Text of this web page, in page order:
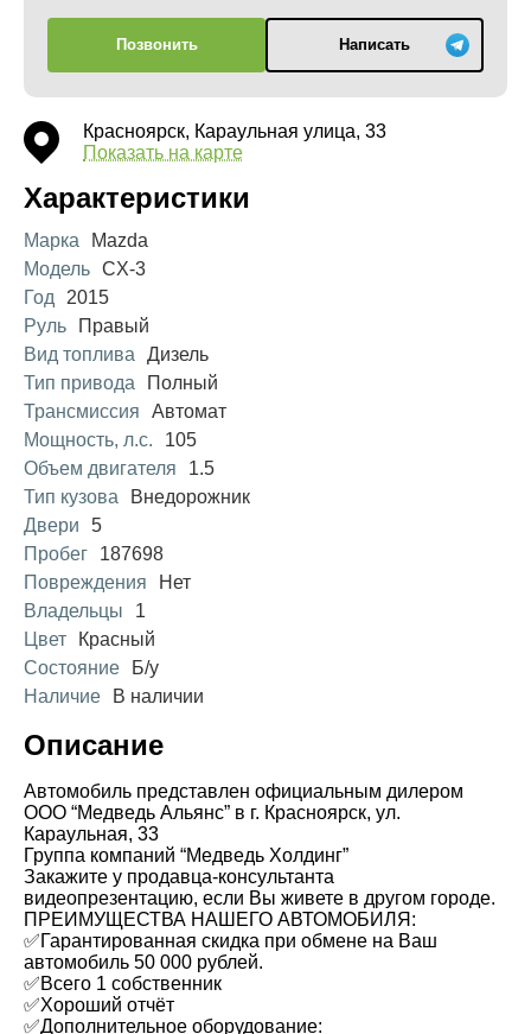
Позвонить Написать
Красноярск, Караульная улица, 33
Показать на карте
Характеристики
Марка
Mazda
Модель CX-3
Год
2015
Руль
Правый
Вид топлива
Дизель
Тип привода
Полный
Трансмиссия
Автомат
Мощность, л.с.
105
Объем двигателя
1.5
Тип кузова
Внедорожник
Двери
5
Пробег
187698
Повреждения
Нет
Владельцы
1
Цвет
Красный
Состояние
Б/у
Наличие
В наличии
Описание
Автомобиль представлен официальным дилером
ООО “Медведь Альянс” в г. Красноярск, ул.
Караульная, 33
Группа компаний “Медведь Холдинг”
Закажите у продавца-консультанта
видеопрезентацию, если Вы живете в другом городе.
ПРЕИМУЩЕСТВА НАШЕГО АВТОМОБИЛЯ:
✅Гарантированная скидка при обмене на Ваш
автомобиль 50 000 рублей.
✅Всего 1 собственник
✅Хороший отчёт
✅Дополнительное оборудование: